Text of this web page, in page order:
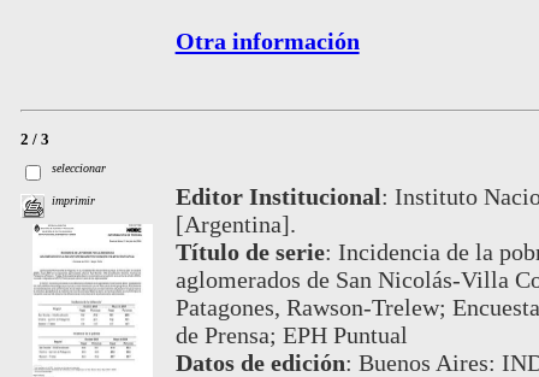
Otra información
2 / 3
seleccionar
imprimir Editor Institucional: Instituto
[Argentina].
Título de serie: Incidencia de la
aglomerados de San Nicolás-Villa
Patagones, Rawson-Trelew;
de Prensa; EPH Puntual
Datos de edición: Buenos Aires: